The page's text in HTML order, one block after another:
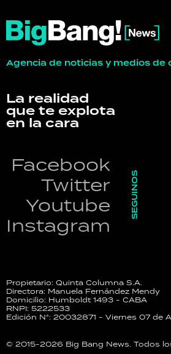
Agencia de noticias y medios de
La realidad
que te explota
en la cara
Facebook
Twitter
Youtube
Instagram
SEGUINOS
Propietario: Quinta Columna S.A.
Directora: Manuela Fernández Mendy
Domicilio: Humboldt 1493 - CABA
RNPI: 5222533
Edición N°: 20032871 - Viernes 07 de
© 2015-2026 Big Bang News. Todos